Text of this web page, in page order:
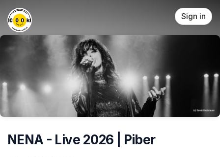
Skip header
Sign in
NENA - Live 2026 | Piber